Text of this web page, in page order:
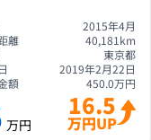
2015年4月
離
40,181 km
東京都
2019年2月22日
額
450.0万円
万円
16.5
万円UP